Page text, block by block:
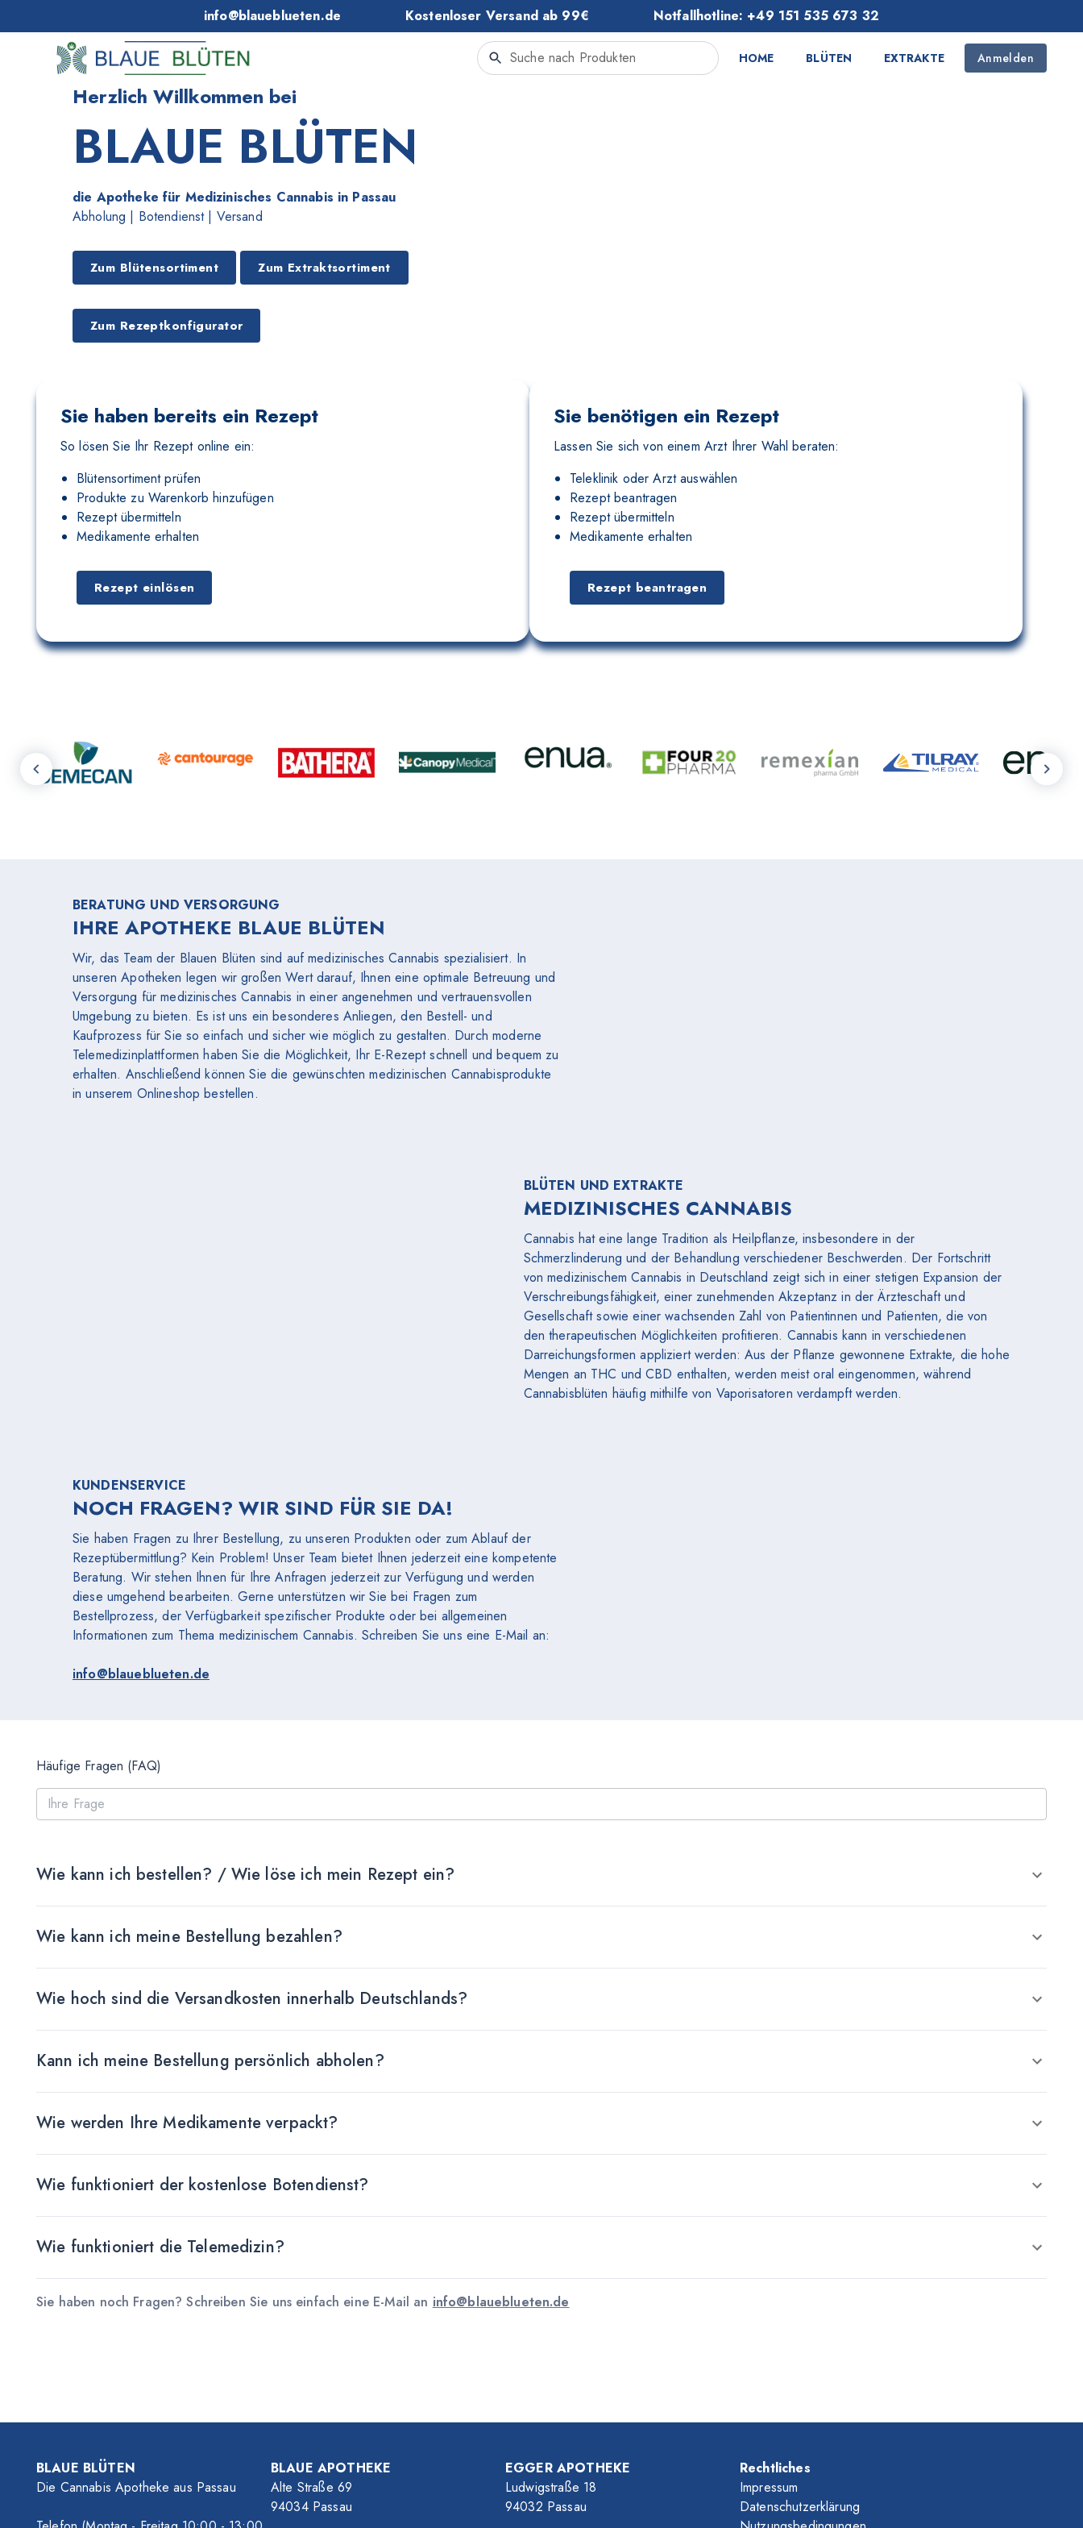
info@blaueblueten.de Kostenloser Versand ab 99€ Notfallhotline: +49 151 535 673 32
HOME BLÜTEN EXTRAKTE Anmelden
Herzlich Willkommen bei
BLAUE BLÜTEN
die Apotheke für Medizinisches Cannabis in Passau
Abholung | Botendienst | Versand
Zum Blütensortiment Zum Extraktsortiment
Zum Rezeptkonfigurator
Sie haben bereits ein Rezept
So lösen Sie Ihr Rezept online ein:
Blütensortiment prüfen
Produkte zu Warenkorb hinzufügen
Rezept übermitteln
Medikamente erhalten
Rezept einlösen
Sie benötigen ein Rezept
Lassen Sie sich von einem Arzt Ihrer Wahl beraten:
Teleklinik oder Arzt auswählen
Rezept beantragen
Rezept übermitteln
Medikamente erhalten
Rezept beantragen
BERATUNG UND VERSORGUNG
IHRE APOTHEKE BLAUE BLÜTEN
Wir, das Team der Blauen Blüten sind auf medizinisches Cannabis spezialisiert. In
unseren Apotheken legen wir großen Wert darauf, Ihnen eine optimale Betreuung und
Versorgung für medizinisches Cannabis in einer angenehmen und vertrauensvollen
Umgebung zu bieten. Es ist uns ein besonderes Anliegen, den Bestell- und
Kaufprozess für Sie so einfach und sicher wie möglich zu gestalten. Durch moderne
Telemedizinplattformen haben Sie die Möglichkeit, Ihr E-Rezept schnell und bequem zu
erhalten. Anschließend können Sie die gewünschten medizinischen Cannabisprodukte
in unserem Onlineshop bestellen.
BLÜTEN UND EXTRAKTE
MEDIZINISCHES CANNABIS
Cannabis hat eine lange Tradition als Heilpflanze, insbesondere in der
Schmerzlinderung und der Behandlung verschiedener Beschwerden. Der Fortschritt
von medizinischem Cannabis in Deutschland zeigt sich in einer stetigen Expansion der
Verschreibungsfähigkeit, einer zunehmenden Akzeptanz in der Ärzteschaft und
Gesellschaft sowie einer wachsenden Zahl von Patientinnen und Patienten, die von
den therapeutischen Möglichkeiten profitieren. Cannabis kann in verschiedenen
Darreichungsformen appliziert werden: Aus der Pflanze gewonnene Extrakte, die hohe
Mengen an THC und CBD enthalten, werden meist oral eingenommen, während
Cannabisblüten häufig mithilfe von Vaporisatoren verdampft werden.
KUNDENSERVICE
NOCH FRAGEN? WIR SIND FÜR SIE DA!
Sie haben Fragen zu Ihrer Bestellung, zu unseren Produkten oder zum Ablauf der
Rezeptübermittlung? Kein Problem! Unser Team bietet Ihnen jederzeit eine kompetente
Beratung. Wir stehen Ihnen für Ihre Anfragen jederzeit zur Verfügung und werden
diese umgehend bearbeiten. Gerne unterstützen wir Sie bei Fragen zum
Bestellprozess, der Verfügbarkeit spezifischer Produkte oder bei allgemeinen
Informationen zum Thema medizinischem Cannabis. Schreiben Sie uns eine E-Mail an:
info@blaueblueten.de
Häufige Fragen (FAQ)
Wie kann ich bestellen? / Wie löse ich mein Rezept ein?
Wie kann ich meine Bestellung bezahlen?
Wie hoch sind die Versandkosten innerhalb Deutschlands?
Kann ich meine Bestellung persönlich abholen?
Wie werden Ihre Medikamente verpackt?
Wie funktioniert der kostenlose Botendienst?
Wie funktioniert die Telemedizin?
Sie haben noch Fragen? Schreiben Sie uns einfach eine E-Mail an info@blaueblueten.de
BLAUE BLÜTEN
Die Cannabis Apotheke aus Passau
BLAUE APOTHEKE
Alte Straße 69
94034 Passau
EGGER APOTHEKE
Ludwigstraße 18
94032 Passau
Rechtliches
Impressum
Datenschutzerklärung